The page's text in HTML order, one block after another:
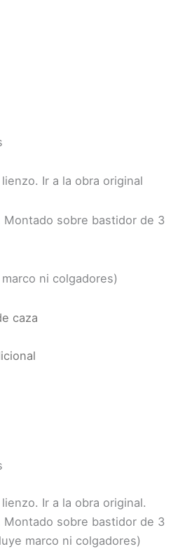
Ir a la obra original
Montado sobre bastidor de 3
ni colgadores)
caza
Ir a la obra original.
Montado sobre bastidor de 3
marco ni colgadores)